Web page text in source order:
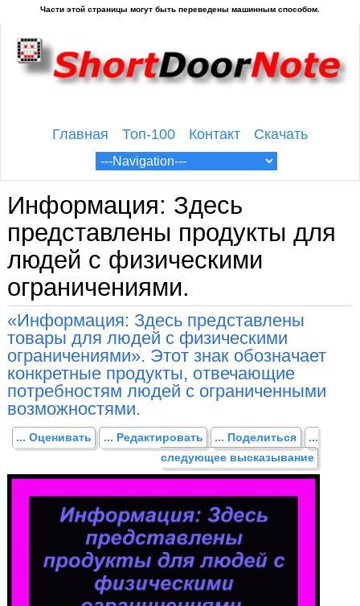
Главная Топ-100 Контакт Скачать
Информация: Здесь
представлены продукты для
людей с физическими
ограничениями.
«Информация: Здесь представлены
товары для людей с физическими
ограничениями». Этот знак обозначает
конкретные продукты, отвечающие
потребностям людей с ограниченными
возможностями.
... Оценивать ... Редактировать ... Поделиться
...
следующее высказывание